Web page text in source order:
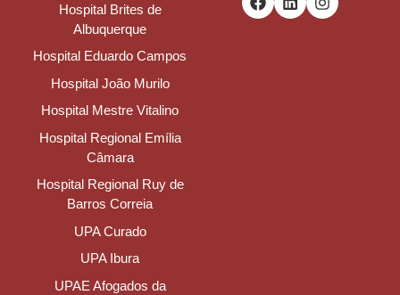
Hospital Brites de
Albuquerque
Hospital Eduardo Campos
Hospital João Murilo
Hospital Mestre Vitalino
Hospital Regional Emília
Câmara
Hospital Regional Ruy de
Barros Correia
UPA Curado
UPA Ibura
UPAE Afogados da